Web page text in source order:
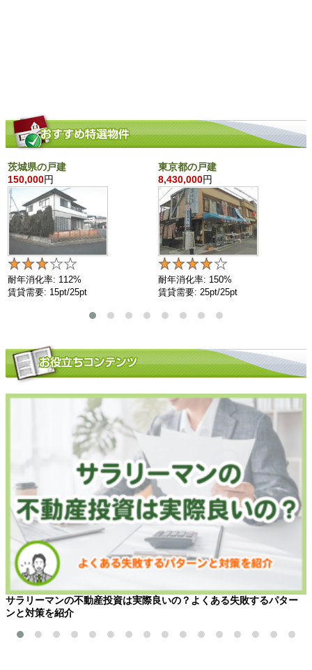
茨城県の戸建
150,000円
耐年消化率: 112%
賃貸需要: 15pt/25pt
東京都の戸建
8,430,000円
耐年消化率: 150%
賃貸需要: 25pt/25pt
サラリーマンの不動産投資は実際良いの？よくある失敗するパター
ンと対策を紹介